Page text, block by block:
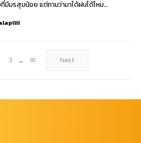
ที่มีมรสุมน้อย แต่ถามว่ามาได้ฝนได้ไหม…
3 … 16 Next